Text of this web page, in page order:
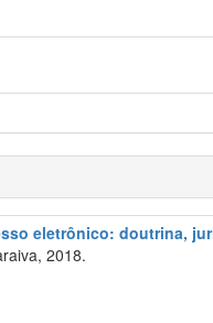
eletrônico: doutrina,
2018.